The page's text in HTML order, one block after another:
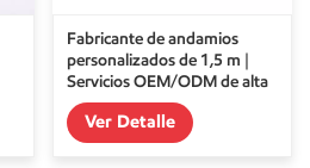
Fabricante de andamios
personalizados de 1,5 m |
Servicios OEM/ODM de alta
resistencia
Ver Detalle